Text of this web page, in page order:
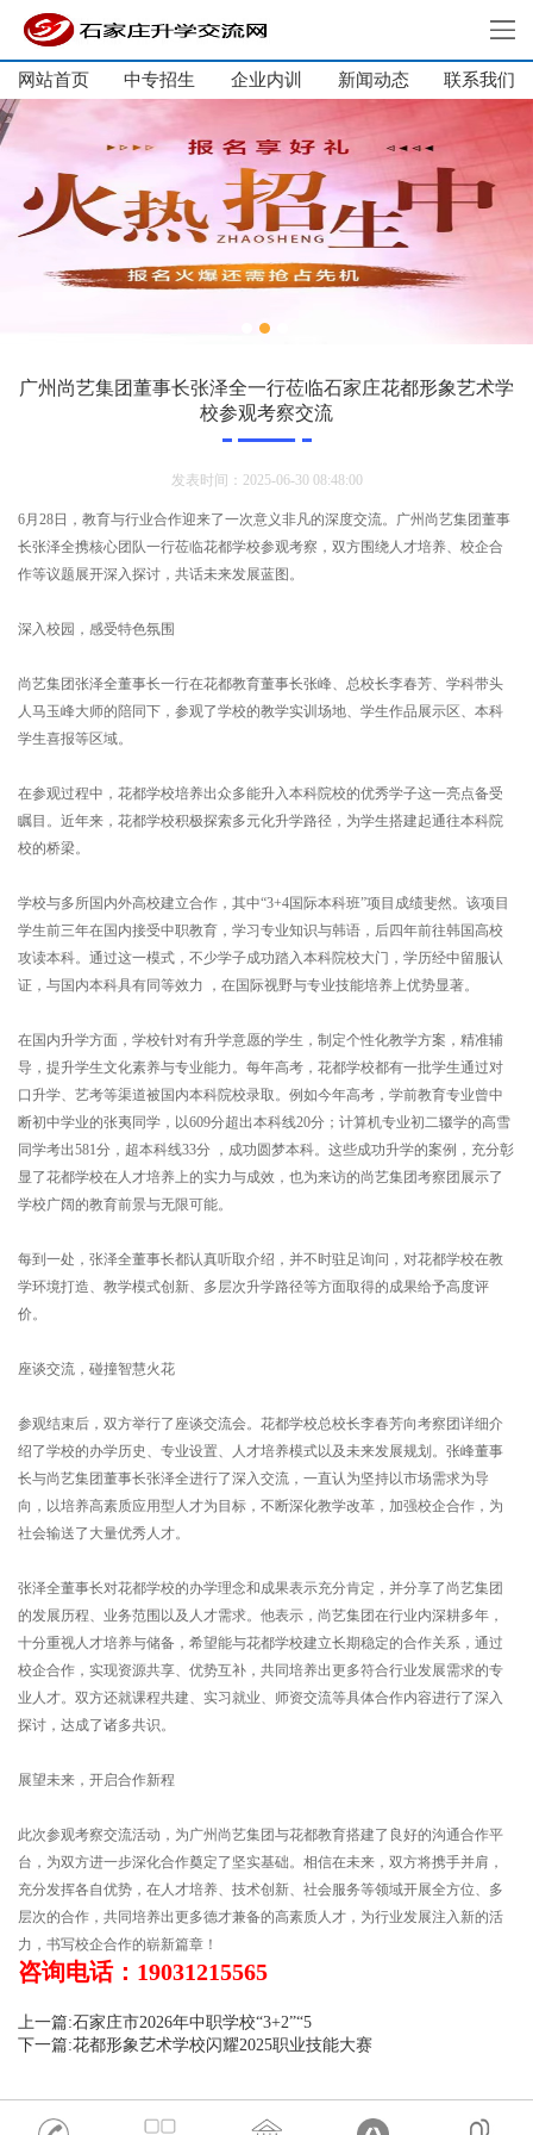
网站首页
大学生培训
单招培训
企业内训
新闻动态
联系我们
网站首页 中专招生 企业内训 新闻动态 联系我们
广州尚艺集团董事长张泽全一行莅临石家庄花都形象艺术学
校参观考察交流
发表时间：2025-06-30 08:48:00
6月28日，教育与行业合作迎来了一次意义非凡的深度交流。广州尚艺集团董事
长张泽全携核心团队一行莅临花都学校参观考察，双方围绕人才培养、校企合
作等议题展开深入探讨，共话未来发展蓝图。
深入校园，感受特色氛围
尚艺集团张泽全董事长一行在花都教育董事长张峰、总校长李春芳、学科带头
人马玉峰大师的陪同下，参观了学校的教学实训场地、学生作品展示区、本科
学生喜报等区域。
在参观过程中，花都学校培养出众多能升入本科院校的优秀学子这一亮点备受
瞩目。近年来，花都学校积极探索多元化升学路径，为学生搭建起通往本科院
校的桥梁。
学校与多所国内外高校建立合作，其中“3+4国际本科班”项目成绩斐然。该项目
学生前三年在国内接受中职教育，学习专业知识与韩语，后四年前往韩国高校
攻读本科。通过这一模式，不少学子成功踏入本科院校大门，学历经中留服认
证，与国内本科具有同等效力 ，在国际视野与专业技能培养上优势显著。
在国内升学方面，学校针对有升学意愿的学生，制定个性化教学方案，精准辅
导，提升学生文化素养与专业能力。每年高考，花都学校都有一批学生通过对
口升学、艺考等渠道被国内本科院校录取。例如今年高考，学前教育专业曾中
断初中学业的张夷同学，以609分超出本科线20分；计算机专业初二辍学的高雪
同学考出581分，超本科线33分 ，成功圆梦本科。这些成功升学的案例，充分彰
显了花都学校在人才培养上的实力与成效，也为来访的尚艺集团考察团展示了
学校广阔的教育前景与无限可能。
每到一处，张泽全董事长都认真听取介绍，并不时驻足询问，对花都学校在教
学环境打造、教学模式创新、多层次升学路径等方面取得的成果给予高度评
价。
座谈交流，碰撞智慧火花
参观结束后，双方举行了座谈交流会。花都学校总校长李春芳向考察团详细介
绍了学校的办学历史、专业设置、人才培养模式以及未来发展规划。张峰董事
长与尚艺集团董事长张泽全进行了深入交流，一直认为坚持以市场需求为导
向，以培养高素质应用型人才为目标，不断深化教学改革，加强校企合作，为
社会输送了大量优秀人才。
张泽全董事长对花都学校的办学理念和成果表示充分肯定，并分享了尚艺集团
的发展历程、业务范围以及人才需求。他表示，尚艺集团在行业内深耕多年，
十分重视人才培养与储备，希望能与花都学校建立长期稳定的合作关系，通过
校企合作，实现资源共享、优势互补，共同培养出更多符合行业发展需求的专
业人才。双方还就课程共建、实习就业、师资交流等具体合作内容进行了深入
探讨，达成了诸多共识。
展望未来，开启合作新程
此次参观考察交流活动，为广州尚艺集团与花都教育搭建了良好的沟通合作平
台，为双方进一步深化合作奠定了坚实基础。相信在未来，双方将携手并肩，
充分发挥各自优势，在人才培养、技术创新、社会服务等领域开展全方位、多
层次的合作，共同培养出更多德才兼备的高素质人才，为行业发展注入新的活
力，书写校企合作的崭新篇章！
咨询电话：19031215565
上一篇:石家庄市2026年中职学校“3+2”“5
下一篇:花都形象艺术学校闪耀2025职业技能大赛